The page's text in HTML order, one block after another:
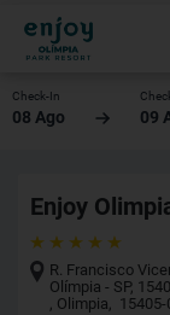
Check-In
08 Ago 09
Enjoy
R. Francisco
Olímpia - SP,
, Olimpia, 15405-